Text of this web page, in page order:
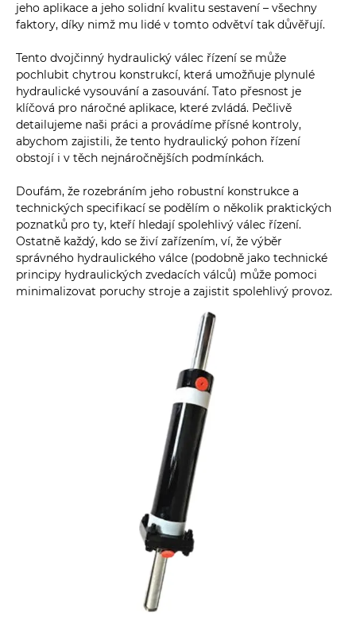
jeho aplikace a jeho solidní kvalitu sestavení – všechny
faktory, díky nimž mu lidé v tomto odvětví tak důvěřují.
Tento dvojčinný hydraulický válec řízení se může
pochlubit chytrou konstrukcí, která umožňuje plynulé
hydraulické vysouvání a zasouvání. Tato přesnost je
klíčová pro náročné aplikace, které zvládá. Pečlivě
detailujeme naši práci a provádíme přísné kontroly,
abychom zajistili, že tento hydraulický pohon řízení
obstojí i v těch nejnáročnějších podmínkách.
Doufám, že rozebráním jeho robustní konstrukce a
technických specifikací se podělím o několik praktických
poznatků pro ty, kteří hledají spolehlivý válec řízení.
Ostatně každý, kdo se živí zařízením, ví, že výběr
správného hydraulického válce (podobně jako technické
principy hydraulických zvedacích válců) může pomoci
minimalizovat poruchy stroje a zajistit spolehlivý provoz.